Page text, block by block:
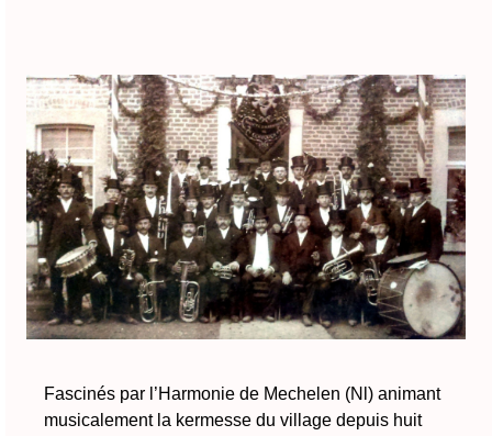
Fascinés par l’Harmonie de Mechelen (Nl) animant
musicalement la kermesse du village depuis huit